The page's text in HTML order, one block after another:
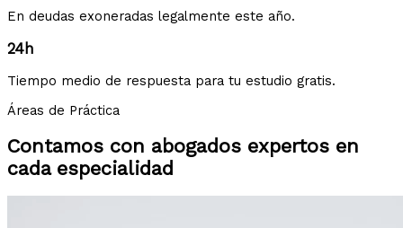
En deudas exoneradas legalmente este año.
24h
Tiempo medio de respuesta para tu estudio gratis.
Áreas de Práctica
Contamos con abogados expertos en
cada especialidad